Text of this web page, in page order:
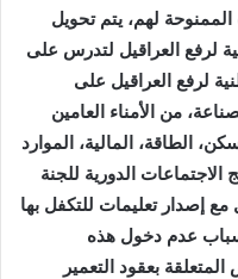
لهم، يتم تحويل
لرفع العراقيل لتدرس على
لرفع العراقيل على
من الأمناء العامين
الطاقة، المالية، الموارد
الاجتماعات الدورية للجنة
مع إصدار تعليمات للتكفل بها
عدم دخول هذه
بعقود التعمير